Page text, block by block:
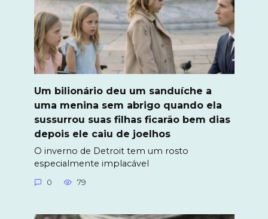
Um bilionário deu um sanduíche a
uma menina sem abrigo quando ela
sussurrou suas filhas ficarão bem dias
depois ele caiu de joelhos
O inverno de Detroit tem um rosto
especialmente implacável
0 79